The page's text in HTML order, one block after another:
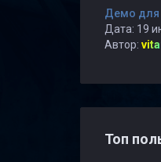
Демо для
Дата: 19
Автор:
Топ